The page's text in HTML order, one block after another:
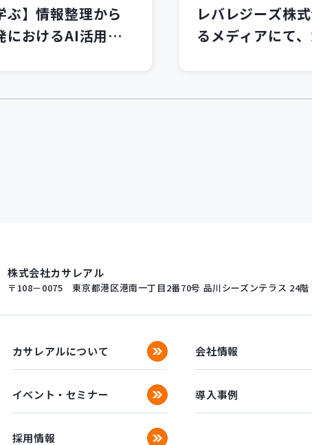
ぶ】情報整理から
におけるAI活用の
レバレジーズ株
るメディアにて
株式会社カサレアル
〒108－0075 東京都港区港南一丁目2番70号 品川シーズンテラス 24階
カサレアルについて 会社情報
イベント・セミナー 導入事例
採用情報